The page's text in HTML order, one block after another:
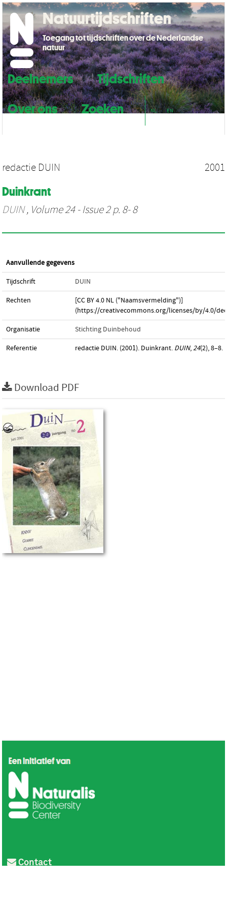
Deelnemers
Tijdschriften
Over ons
Zoeken NL EN
Natuurtijdschriften
Toegang tot tijdschriften over de Nederlandse
natuur
redactie DUIN 2001
Duinkrant
DUIN, Volume 24 - Issue 2 p. 8- 8
Aanvullende gegevens
Tijdschrift DUIN
Rechten
[CC BY 4.0 NL ("Naamsvermelding")]
(https://creativecommons.org/licenses/by/4.0/
Organisatie Stichting Duinbehoud
Referentie redactie DUIN. (2001). Duinkrant. DUIN,24(2), 8–8.
Download PDF
Contact